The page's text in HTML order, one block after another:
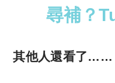
尋補？
其他人還看了……